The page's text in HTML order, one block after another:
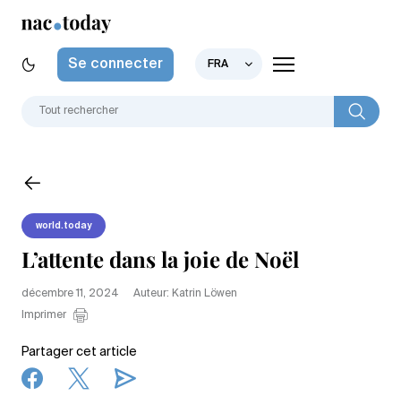
Se connecter FRA
world.today
L’attente dans la joie de Noël
décembre 11, 2024
Auteur: Katrin Löwen
Imprimer
Partager cet article